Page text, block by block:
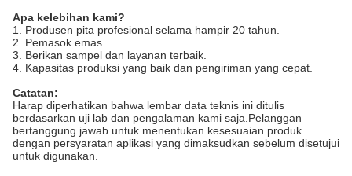
Apa kelebihan kami?
1. Produsen pita profesional selama hampir 20 tahun.
2. Pemasok emas.
3. Berikan sampel dan layanan terbaik.
4. Kapasitas produksi yang baik dan pengiriman yang cepat.
Catatan:
Harap diperhatikan bahwa lembar data teknis ini ditulis
berdasarkan uji lab dan pengalaman kami saja.Pelanggan
bertanggung jawab untuk menentukan kesesuaian produk
dengan persyaratan aplikasi yang dimaksudkan sebelum disetujui
untuk digunakan.